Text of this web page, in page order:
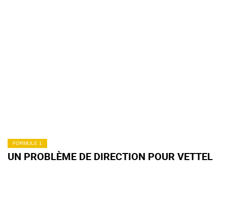
FORMULE 1
UN PROBLÈME DE DIRECTION POUR VETTEL